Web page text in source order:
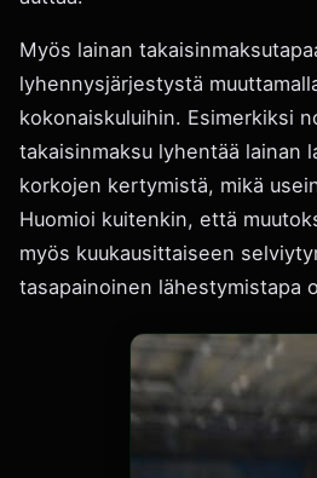
Myös lainan
lyhennysjärjestystä
kokonaiskuluihin. Esimerkiksi
takaisinmaksu lyhentää lainan
korkojen kertymistä, mikä
Huomioi kuitenkin, että
myös kuukausittaiseen
tasapainoinen lähestymistapa